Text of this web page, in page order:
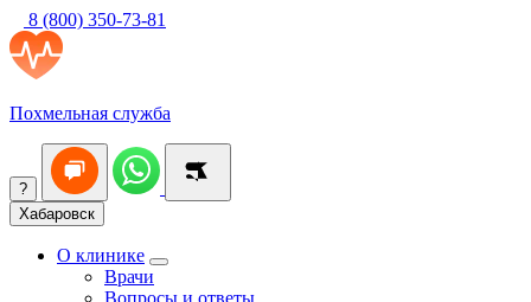
8 (800) 350-73-81
Похмельная служба
?
Хабаровск
О клинике
Врачи
Вопросы и ответы